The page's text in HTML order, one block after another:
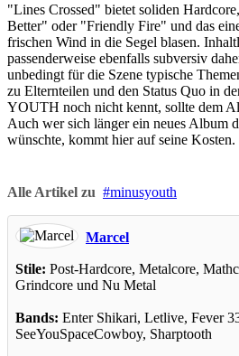
"Lines Crossed" bietet soliden
Better" oder "Friendly Fire" und das
frischen Wind in die Segel blasen.
passenderweise ebenfalls subversiv
unbedingt für die Szene typische
zu Elternteilen und den Status Quo in
YOUTH noch nicht kennt, sollte dem
Auch wer sich länger ein neues Album
wünschte, kommt hier auf seine Kosten.
Alle Artikel zu minusyouth
Marcel
Stile: Post-Hardcore, Metalcore,
Grindcore und Nu Metal
Bands: Enter Shikari, Letlive, Fever
SeeYouSpaceCowboy, Sharptooth